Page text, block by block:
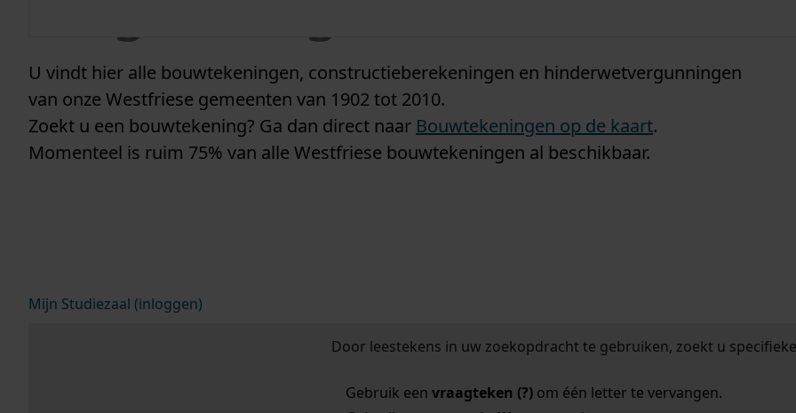
U vindt hier alle bouwtekeningen, constructieberekeningen en hinderwetvergunningen
van onze Westfriese gemeenten van 1902 tot 2010.
Zoekt u een bouwtekening? Ga dan direct naar Bouwtekeningen op de kaart.
Momenteel is ruim 75% van alle Westfriese bouwtekeningen al beschikbaar.
Mijn Studiezaal (inloggen)
Door leestekens in uw zoekopdracht te gebruiken, zoekt u
Gebruik een vraagteken (?)om één letter te vervangen.